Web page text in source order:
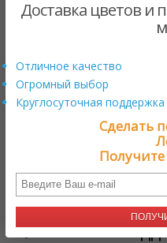
Нужна помощь?
Онлайн
Доставка цветов и
Отличное качество
Огромный выбор
Круглосуточная поддержка
Сделать
Получите